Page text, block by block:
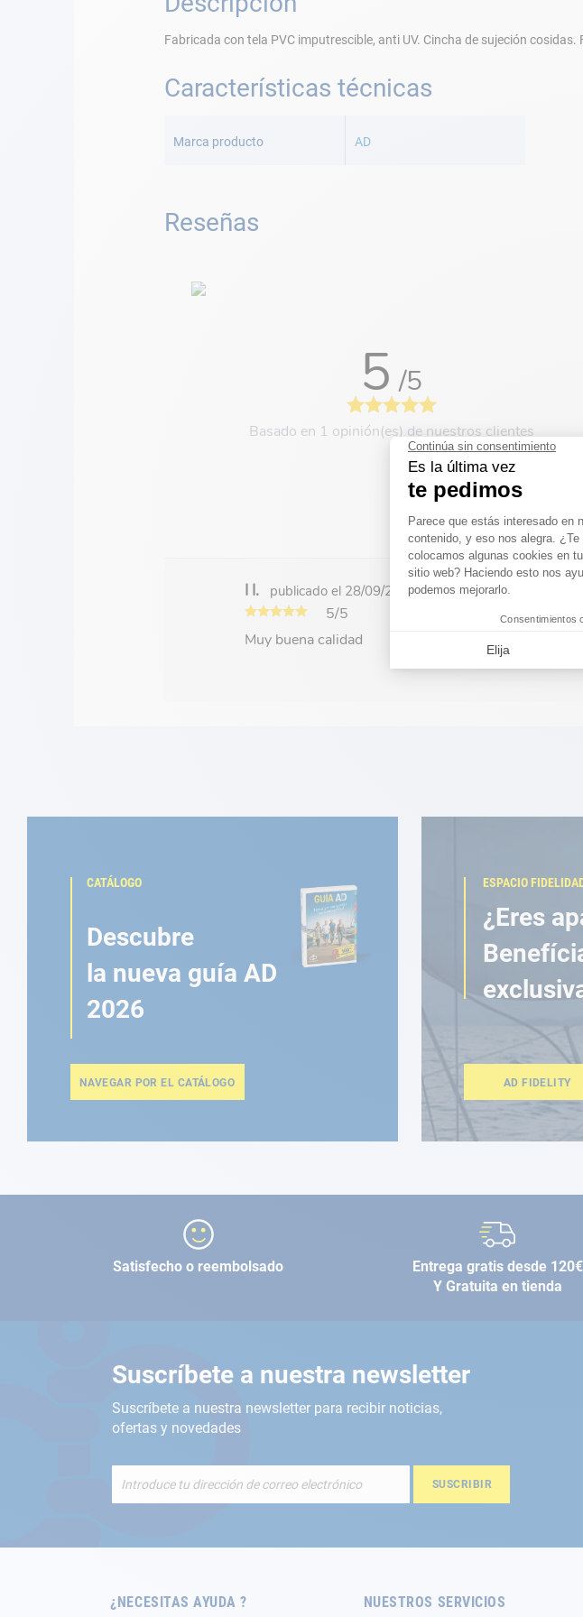
Fabricada con tela PVC imputrescible, anti UV. Cincha de sujeción
Características técnicas
Información
Marca producto AD
Reseñas
5 /5
Basado en 1 opinión(es) de nuestros clientes
I I. publicado el 28/09/2024tras la compra hecha el 10/09/
5/5
Muy buena calidad
CATÁLOGO
Descubre
la nueva guía AD
2026
NAVEGAR POR EL CATÁLOGO
ESPACIO
¿Eres
AD FIDELITY
Satisfecho o reembolsado
Entrega gratis desde 120€
Y Gratuita en tienda
Suscríbete a nuestra newsletter
Suscríbete a nuestra newsletter para recibir noticias,
ofertas y novedades
de
SUSCRIBIR
¿NECESITAS AYUDA ? NUESTROS SERVICIOS